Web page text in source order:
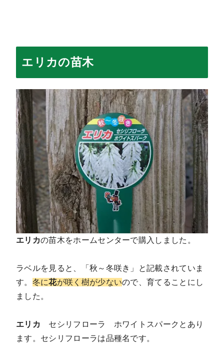
エリカの苗木
エリカの苗木をホームセンターで購入しました。
ラベルを見ると、「秋～冬咲き」と記載されていま
す。 冬に花が咲く樹が少ないので、育てることにし
ました。
エリカ
セシリフローラ ホワイトスパークとあり
ます。セシリフローラは品種名です。